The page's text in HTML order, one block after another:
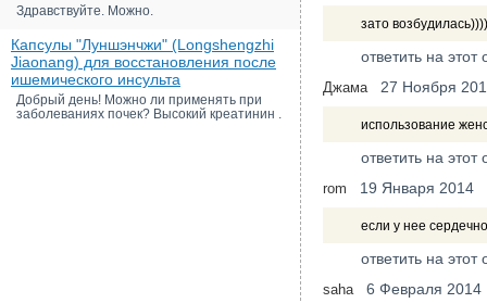
Здравствуйте. Можно.
Капсулы "Луншэнчжи" (Longshengzhi
Jiaonang) для восстановления после
ишемического инсульта
Добрый день! Можно ли применять при
заболеваниях почек? Высокий креатинин .
зато
ответить на этот
Джама 27 Ноября
использование
ответить на этот
rom 19 Января 2014
если у нее
ответить на этот
saha 6 Февраля 2014